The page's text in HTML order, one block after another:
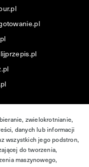
zwielokrotnianie,
danych lub informacji
wszystkich jego podstron,
do tworzenia,
maszynowego,